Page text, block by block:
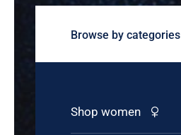
Browse by categories
Shop women